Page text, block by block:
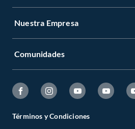
Nuestra Empresa
Comunidades
Términos y Condiciones